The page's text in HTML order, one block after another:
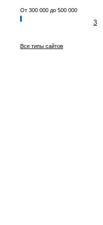
От 300 000 до 500 000
3
Все типы сайтов